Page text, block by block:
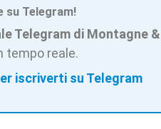
su Telegram!
Telegram di Montagne
tempo reale.
iscriverti su Telegram